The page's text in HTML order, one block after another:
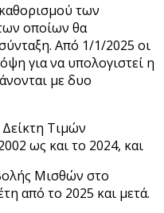
των
οποίων θα
Από 1/1/2025 οι
για να υπολογιστεί η
με δυο
Τιμών
ως και το 2024, και
Μισθών στο
από το 2025 και μετά.